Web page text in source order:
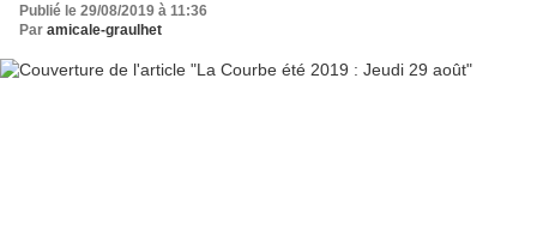
Publié le 29/08/2019 à 11:36
Par amicale-graulhet